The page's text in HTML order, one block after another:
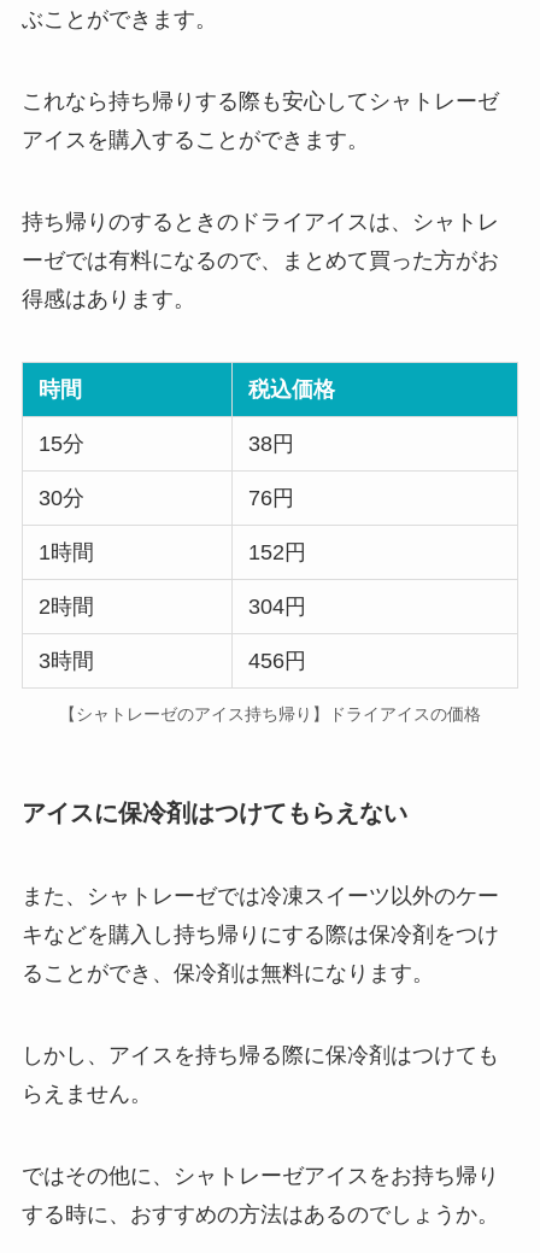
ぶことができます。
これなら持ち帰りする際も安心してシャトレーゼ
アイスを購入することができます。
持ち帰りのするときのドライアイスは、シャトレ
ーゼでは有料になるので、まとめて買った方がお
得感はあります。
時間 税込価格
15分 38円
30分 76円
1時間 152円
2時間 304円
3時間 456円
【シャトレーゼのアイス持ち帰り】ドライアイスの価格
アイスに保冷剤はつけてもらえない
また、シャトレーゼでは冷凍スイーツ以外のケー
キなどを購入し持ち帰りにする際は保冷剤をつけ
ることができ、保冷剤は無料になります。
しかし、アイスを持ち帰る際に保冷剤はつけても
らえません。
ではその他に、シャトレーゼアイスをお持ち帰り
する時に、おすすめの方法はあるのでしょうか。